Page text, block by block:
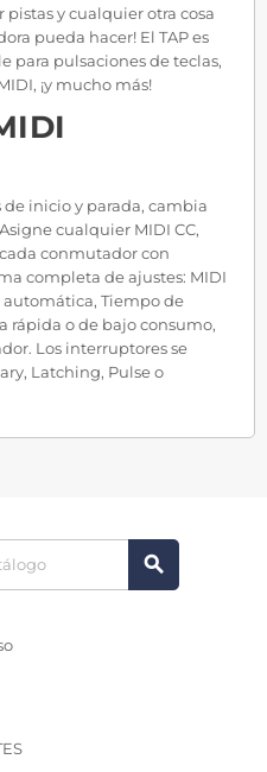
pistas y cualquier otra cosa
pueda hacer! El TAP es
para pulsaciones de teclas,
¡y mucho más!
de inicio y parada, cambia
cualquier MIDI CC,
conmutador con
completa de ajustes: MIDI
automática, Tiempo de
rápida o de bajo consumo,
Los interruptores se
Latching, Pulse o
search